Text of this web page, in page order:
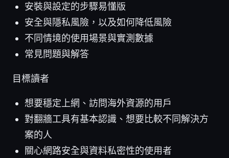
安裝與設定的步驟易懂版
安全與隱私風險，以及如何降低風險
不同情境的使用場景與實測數據
常見問題與解答
目標讀者
想要穩定上網、訪問海外資源的用戶
對翻牆工具有基本認識、想要比較不同解決方
案的人
關心網路安全與資料私密性的使用者